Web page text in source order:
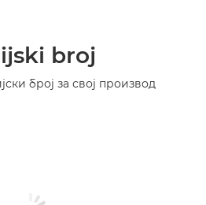
broj
број за свој производ